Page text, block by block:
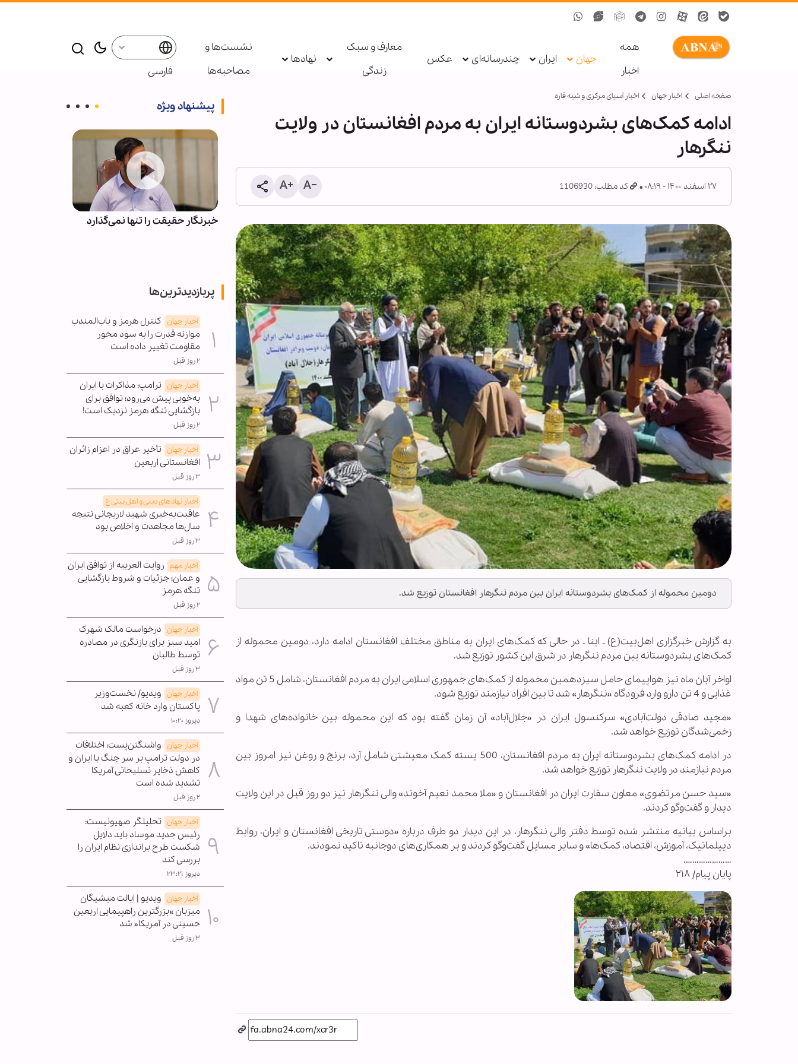
همه
اخبار
جهان ایران چندرسانه‌ای عکس
معارف و سبک
زندگی
نهادها
نشست‌ها و
مصاحبه‌ها
فارسی
صفحه اصلی اخبار جهان اخبار آسیای مرکزی و شبه قاره
ادامه کمک‌های بشردوستانه ایران به مردم افغانستان در ولایت
ننگرهار
۲۷ اسفند ۱۴۰۰ - ۰۸:۱۹ کد مطلب: 1106930
دومین محموله از کمک‌های بشردوستانه ایران بین مردم ننگرهار افغانستان توزیع شد.
به گزارش خبرگزاری اهل‌بیت(ع) ـ ابنا ـ در حالی که کمک‌های ایران به مناطق مختلف افغانستان ادامه دارد، دومین محموله از
کمک‌های بشردوستانه بین مردم ننگرهار در شرق این کشور توزیع شد.
اواخر آبان ماه نیز هواپیمای حامل سیزدهمین محموله از کمک‌های جمهوری اسلامی ایران به مردم افغانستان، شامل 5 تن مواد
غذایی و 4 تن دارو وارد فرودگاه «ننگرهار» شد تا بین افراد نیازمند توزیع شود.
«مجید صادقی دولت‌آبادی» سرکنسول ایران در «جلال‌آباد» آن زمان گفته بود که این محموله بین خانواده‌های شهدا و
زخمی‌شدگان توزیع خواهد شد.
در ادامه کمک‌های بشردوستانه ایران به مردم افغانستان، 500 بسته کمک معیشتی شامل آرد، برنج و روغن نیز امروز بین
مردم نیازمند در ولایت ننگرهار توزیع خواهد شد.
«سید حسن مرتضوی» معاون سفارت ایران در افغانستان و «ملا محمد نعیم آخوند» والی ننگرهار نیز دو روز قبل در این ولایت
دیدار و گفت‌وگو کردند.
براساس بیانیه منتشر شده توسط دفتر والی ننگرهار، در این دیدار دو طرف درباره «دوستی تاریخی افغانستان و ایران، روابط
دیپلماتیک، آموزش، اقتصاد، کمک‌ها» و سایر مسایل گفت‌وگو کردند و بر همکاری‌های دوجانبه تاکید نمودند.
………………….
پایان پیام/ ۲۱۸
پیشنهاد ویژه
ویدیو | شهباز شریف مسجدالنبی را
زیارت کرد
خبرنگار حقیقت را تنها نمی‌گذارد
پربازدیدترین‌ها
اخبار جهان کنترل هرمز و باب‌المندب
موازنه قدرت را به سود محور
مقاومت تغییر داده است
۲ روز قبل
اخبار جهان ترامپ: مذاکرات با ایران
به‌خوبی پیش می‌رود؛ توافق برای
بازگشایی تنگه هرمز نزدیک است!
۲ روز قبل
اخبار جهان تأخیر عراق در اعزام زائران
افغانستانی اربعین
۳ روز قبل
اخبار نهادهای دینی و اهل بیتی ع
عاقبت‌به‌خیری شهید لاریجانی نتیجه
سال‌ها مجاهدت و اخلاص بود
۳ روز قبل
اخبار مهم روایت العربیه از توافق ایران
و عمان؛ جزئیات و شروط بازگشایی
تنگه هرمز
۲ روز قبل
اخبار جهان درخواست مالک شهرک
امید سبز برای بازنگری در مصادره
توسط طالبان
۳ روز قبل
اخبار جهان ویدیو/ نخست‌وزیر
پاکستان وارد خانه کعبه شد
دیروز ۱۰:۲۰
اخبار جهان واشنگتن‌پست: اختلافات
در دولت ترامپ بر سر جنگ با ایران و
کاهش ذخایر تسلیحاتی آمریکا
تشدید شده است
۲ روز قبل
اخبار جهان تحلیلگر صهیونیست:
رئیس جدید موساد باید دلایل
شکست طرح براندازی نظام ایران را
بررسی کند
دیروز ۲۳:۲۱
اخبار جهان ویدیو | ایالت میشیگان
میزبان »بزرگترین راهپیمایی اربعین
حسینی در آمریکا« شد
۳ روز قبل